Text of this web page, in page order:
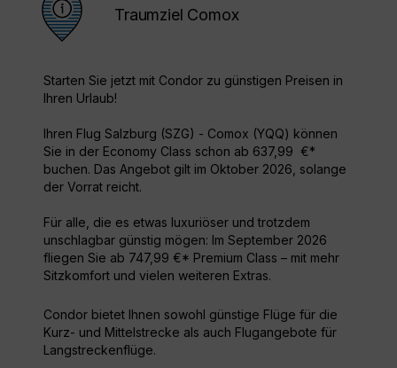
Traumziel Comox
Starten Sie jetzt mit Condor zu günstigen Preisen in
Ihren Urlaub!
Ihren Flug Salzburg (SZG) - Comox (YQQ) können
Sie in der Economy Class schon ab 637,99 €*
buchen. Das Angebot gilt im Oktober 2026, solange
der Vorrat reicht.
Für alle, die es etwas luxuriöser und trotzdem
unschlagbar günstig mögen: Im September 2026
fliegen Sie ab 747,99 €* Premium Class – mit mehr
Sitzkomfort und vielen weiteren Extras.
Condor bietet Ihnen sowohl günstige Flüge für die
Kurz- und Mittelstrecke als auch Flugangebote für
Langstreckenflüge.